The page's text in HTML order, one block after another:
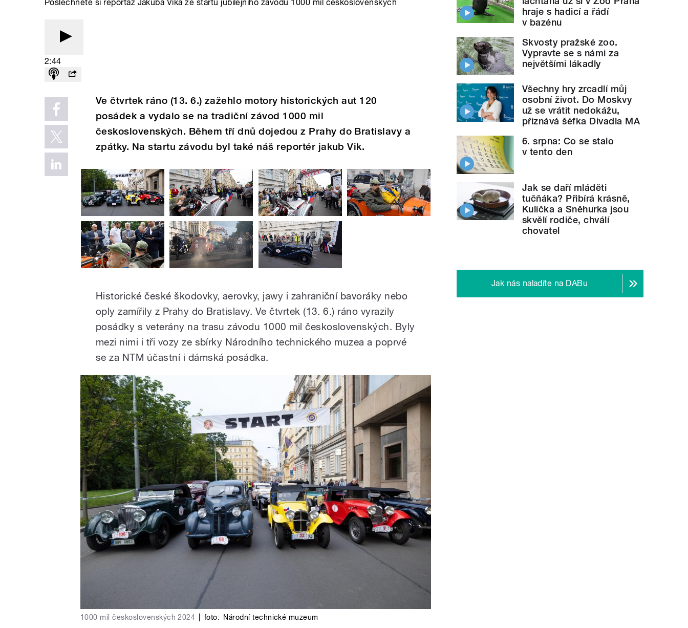
Poslechněte si reportáž Jakuba Vika ze startu jubilejního závodu 1000 mil československých
2:44
Ve čtvrtek ráno (13. 6.) zažehlo motory historických aut 120
posádek a vydalo se na tradiční závod 1000 mil
československých. Během tří dnů dojedou z Prahy do Bratislavy a
zpátky. Na startu závodu byl také náš reportér jakub Vik.
Historické české škodovky, aerovky, jawy i zahraniční bavoráky nebo
oply zamířily z Prahy do Bratislavy. Ve čtvrtek (13. 6.) ráno vyrazily
posádky s veterány na trasu závodu 1000 mil československých. Byly
mezi nimi i tři vozy ze sbírky Národního technického muzea a poprvé
se za NTM účastní i dámská posádka.
1000 mil československých 2024 foto: Národní technické muzeum
hraje s hadicí a řádí
v bazénu
Skvosty pražské zoo.
Vypravte se s námi za
největšími lákadly
Všechny hry zrcadlí můj
osobní život. Do Moskvy
už se vrátit nedokážu,
přiznává šéfka Divadla MA
6. srpna: Co se stalo
v tento den
Jak se daří mláděti
tučňáka? Přibírá krásně,
Kulička a Sněhurka jsou
skvělí rodiče, chválí
chovatel
Jak nás naladíte na DABu